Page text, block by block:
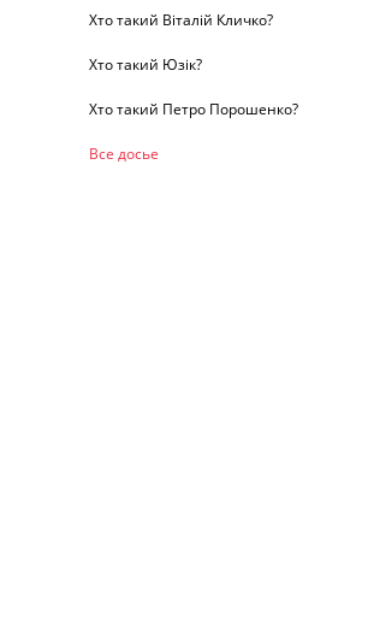
Хто такий Віталій Кличко?
Хто такий Юзік?
Хто такий Петро Порошенко?
Все досье